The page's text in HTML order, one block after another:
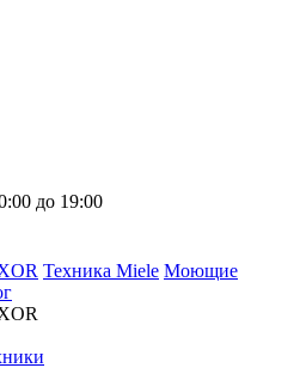
до 19:00
Техника Miele Моющие